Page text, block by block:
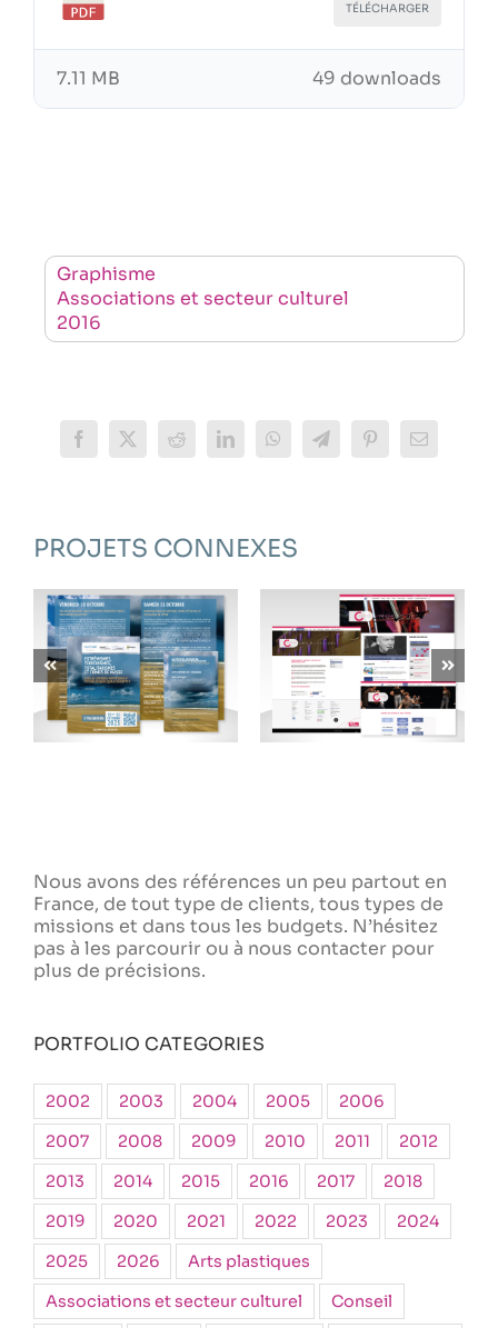
TÉLÉCHARGER
49 downloads
7.11 MB
Graphisme
Associations et secteur culturel
2016
Facebook
X Reddit LinkedInWhatsAppTelegramPinterestEmail
PROJETS CONNEXES
UNISTRA –
SULISOM
CONSERVATOIRE
DU GRAND
AVIGNON
Nous avons des références un peu partout en
France, de tout type de clients, tous types de
missions et dans tous les budgets. N’hésitez
pas à les parcourir ou à nous contacter pour
plus de précisions.
PORTFOLIO CATEGORIES
2002 2003 2004 2005
2006
2007
2008 2009 2010 2011
2012
2013
2014 2015 2016 2017
2018
2019
2020 2021 2022 2023
2024
2025
2026
Arts plastiques
Associations et secteur culturel
Conseil